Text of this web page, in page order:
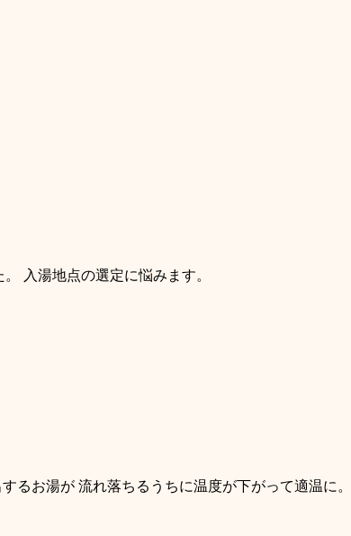
入湯地点の選定に悩みます。
るお湯が 流れ落ちるうちに温度が下がって適温に